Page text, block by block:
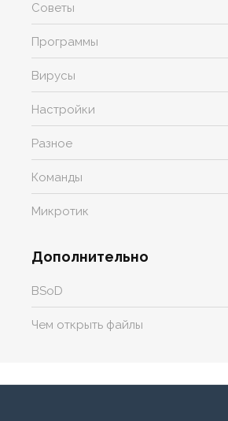
Советы
Программы
Вирусы
Настройки
Разное
Команды
Микротик
Дополнительно
BSoD
Чем открыть файлы